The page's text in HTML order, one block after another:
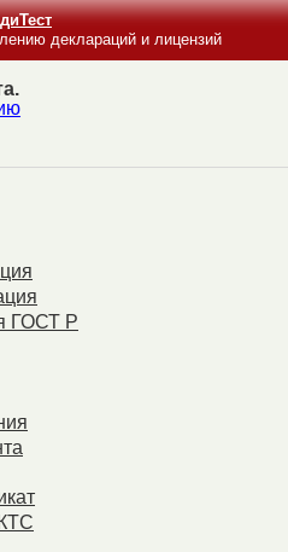
деклараций и лицензий
ГОСТ Р